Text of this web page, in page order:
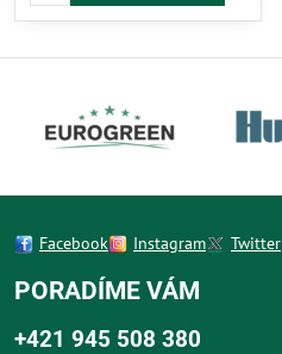
zvládne tlak do 10 barov. Ideálny
závlahových systémov.
Facebook Instagram Twitter
PORADÍME VÁM
+421 945 508 380